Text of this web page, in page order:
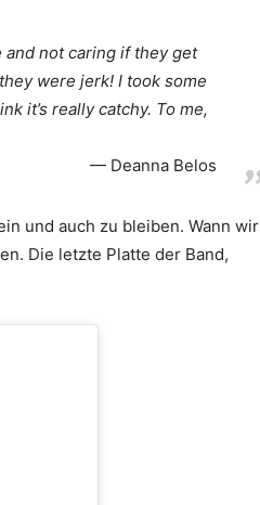
and not caring if they get
were jerk! I took some
it’s really catchy. To me,
Deanna Belos
und auch zu bleiben. Wann wir
Die letzte Platte der Band,